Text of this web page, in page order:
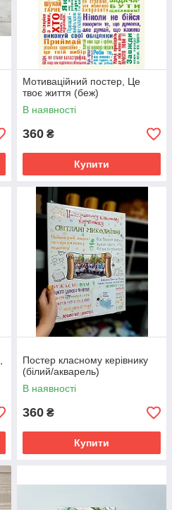
Мотиваційний постер, Це
твоє життя (беж)
В наявності
360 ₴
Купити
Постер класному керівнику
(білий/акварель)
В наявності
360 ₴
Купити